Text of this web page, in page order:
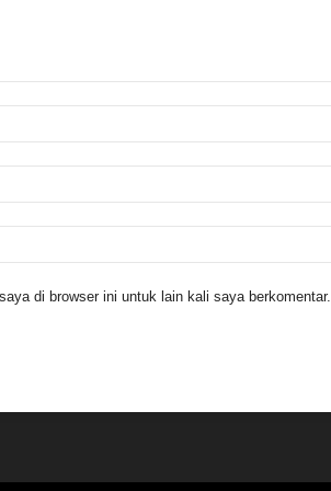
di browser ini untuk lain kali saya berkomentar.